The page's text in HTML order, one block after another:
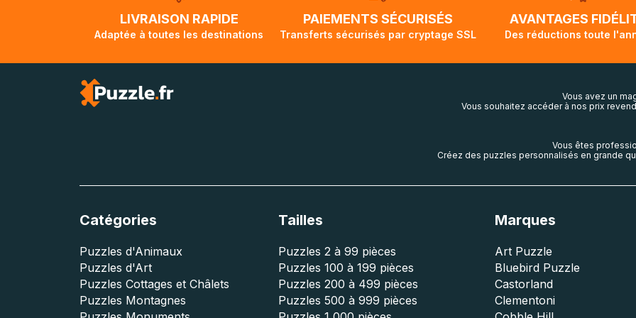
lorsque votre colis aura touché terre.
LIVRAISON RAPIDE
Adaptée à toutes les destinations
PAIEMENTS SÉCURISÉS
Transferts sécurisés par cryptage SSL
AVANTAGES
Des réductions toute
Vous avez un
Vous souhaitez accéder à nos prix
Vous êtes
Créez des puzzles personnalisés en grande
Catégories
Puzzles d'Animaux
Puzzles d'Art
Puzzles Cottages et Châlets
Puzzles Montagnes
Tailles
Puzzles 2 à 99 pièces
Puzzles 100 à 199 pièces
Puzzles 200 à 499 pièces
Puzzles 500 à 999 pièces
Marques
Art Puzzle
Bluebird Puzzle
Castorland
Clementoni